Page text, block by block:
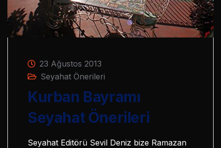
23 Ağustos 2013
Seyahat Önerileri
Kurban Bayramı
Seyahat Önerileri
Seyahat Editörü Sevil Deniz bize Ramazan